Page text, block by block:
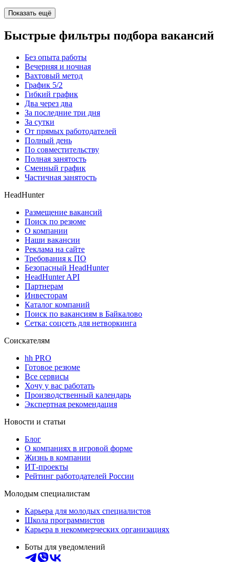
Показать ещё
Быстрые фильтры подбора вакансий
Без опыта работы
Вечерняя и ночная
Вахтовый метод
График 5/2
Гибкий график
Два через два
За последние три дня
За сутки
От прямых работодателей
Полный день
По совместительству
Полная занятость
Сменный график
Частичная занятость
HeadHunter
Размещение вакансий
Поиск по резюме
О компании
Наши вакансии
Реклама на сайте
Требования к ПО
Безопасный HeadHunter
HeadHunter API
Партнерам
Инвесторам
Каталог компаний
Поиск по вакансиям в Байкалово
Сетка: соцсеть для нетворкинга
Соискателям
hh PRO
Готовое резюме
Все сервисы
Хочу у вас работать
Производственный календарь
Экспертная рекомендация
Новости и статьи
Блог
О компаниях в игровой форме
Жизнь в компании
ИТ-проекты
Рейтинг работодателей России
Молодым специалистам
Карьера для молодых специалистов
Школа программистов
Карьера в некоммерческих организациях
Боты для уведомлений